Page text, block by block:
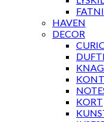
HAVEN
DECOR
KORT